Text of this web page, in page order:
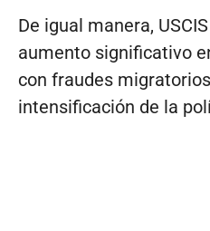
De igual manera,
aumento significativo
con fraudes
intensificación de la